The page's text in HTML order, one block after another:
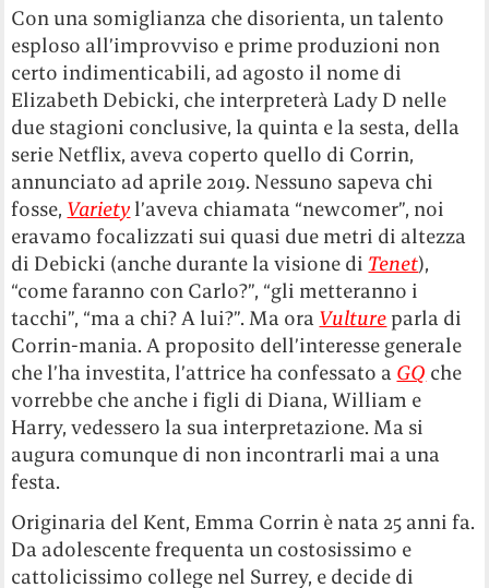
Con una somiglianza che disorienta, un talento
esploso all’improvviso e prime produzioni non
certo indimenticabili, ad agosto il nome di
Elizabeth Debicki, che interpreterà Lady D nelle
due stagioni conclusive, la quinta e la sesta, della
serie Netflix, aveva coperto quello di Corrin,
annunciato ad aprile 2019. Nessuno sapeva chi
fosse, Variety l’aveva chiamata “newcomer”, noi
eravamo focalizzati sui quasi due metri di altezza
di Debicki (anche durante la visione di Tenet),
“come faranno con Carlo?”, “gli metteranno i
tacchi”, “ma a chi? A lui?”. Ma ora Vulture parla di
Corrin-mania. A proposito dell’interesse generale
che l’ha investita, l’attrice ha confessato a GQ che
vorrebbe che anche i figli di Diana, William e
Harry, vedessero la sua interpretazione. Ma si
augura comunque di non incontrarli mai a una
festa.
Originaria del Kent, Emma Corrin è nata 25 anni fa.
Da adolescente frequenta un costosissimo e
cattolicissimo college nel Surrey, e decide di